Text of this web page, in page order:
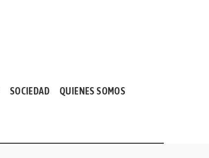
SOCIEDAD QUIENES SOMOS